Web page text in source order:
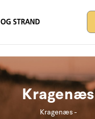
Kragenæs
Kragenæs -